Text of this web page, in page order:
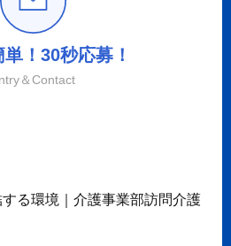
！30秒応募！
＆Contact
る環境｜介護事業部訪問介護